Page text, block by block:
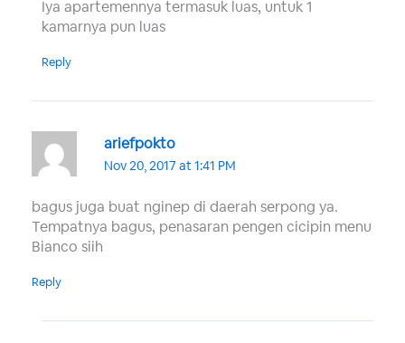
Iya apartemennya termasuk luas, untuk 1
kamarnya pun luas
Reply
ariefpokto
Nov 20, 2017 at 1:41 PM
bagus juga buat nginep di daerah serpong ya.
Tempatnya bagus, penasaran pengen cicipin menu
Bianco siih
Reply